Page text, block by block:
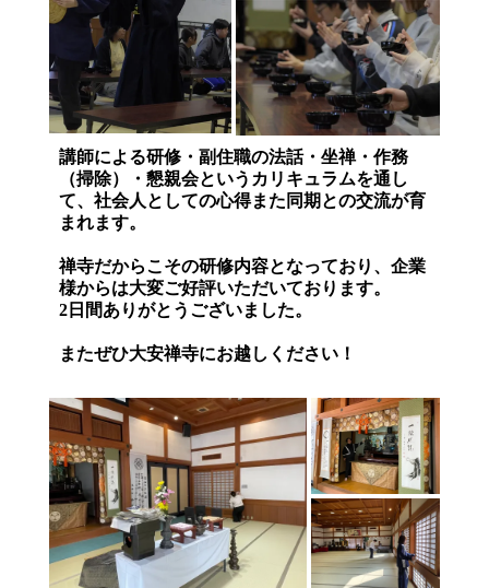
講師による研修・副住職の法話・坐禅・作務
（掃除）・懇親会というカリキュラムを通し
て、社会人としての心得また同期との交流が育
まれます。
禅寺だからこその研修内容となっており、企業
様からは大変ご好評いただいております。
2日間ありがとうございました。
またぜひ大安禅寺にお越しください！